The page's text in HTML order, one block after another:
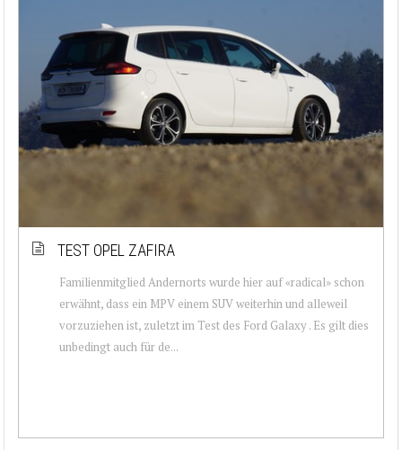
TEST OPEL ZAFIRA
Familienmitglied Andernorts wurde hier auf «radical» schon
erwähnt, dass ein MPV einem SUV weiterhin und alleweil
vorzuziehen ist, zuletzt im Test des Ford Galaxy . Es gilt dies
unbedingt auch für de...